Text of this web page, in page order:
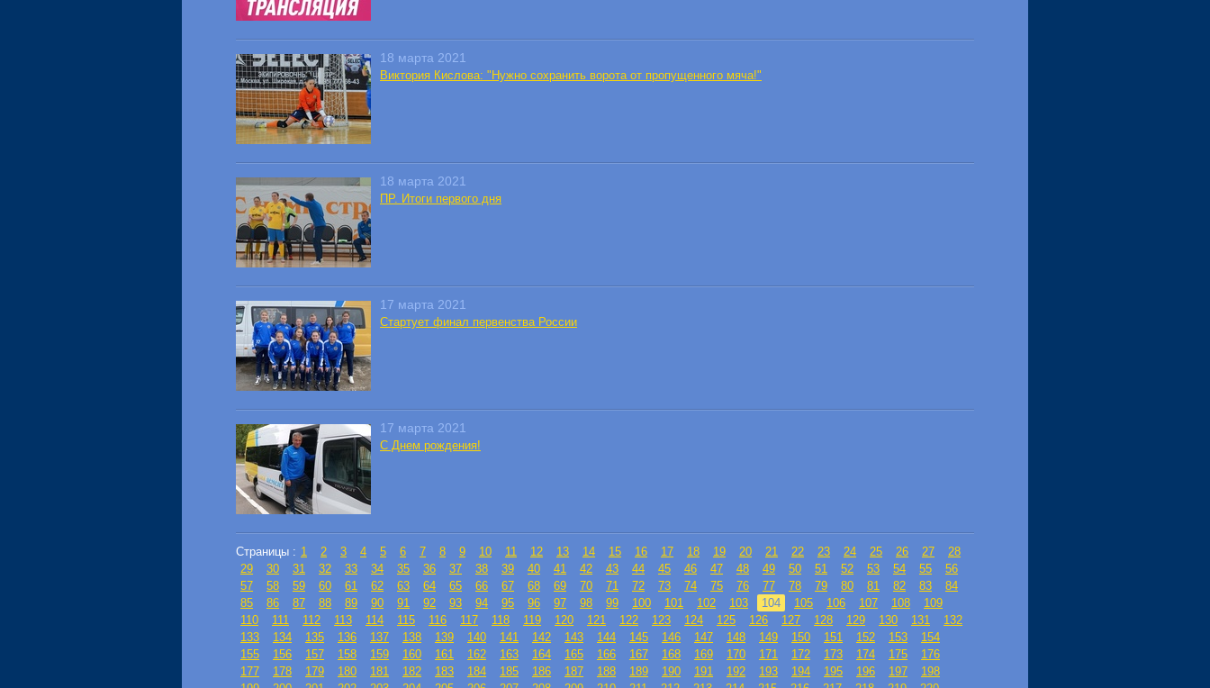
18 марта 2021
Виктория Кислова: "Нужно сохранить ворота от пропущенного мяча!"
18 марта 2021
ПР. Итоги первого дня
17 марта 2021
Стартует финал первенства России
17 марта 2021
С Днем рождения!
Страницы : 1 2 3 4 5 6 7 8 9 10 11 12 13 14 15 16 17 18 19 20 21 22 23 24 25 26 27
28
29
30 31 32 33 34 35 36 37 38 39 40 41 42 43 44 45 46 47 48 49 50 51 52 53 54 55
56
57
58 59 60 61 62 63 64 65 66 67 68 69 70 71 72 73 74 75 76 77 78 79 80 81 82 83
84
85
86 87 88 89 90 91 92 93 94 95 96 97 98 99 100 101 102 103 104 105 106 107 108
109
110
111 112 113 114 115 116 117 118 119 120 121 122 123 124 125 126 127 128 129 130 131
132
133
134 135 136 137 138 139 140 141 142 143 144 145 146 147 148 149 150 151 152 153
154
155
156 157 158 159 160 161 162 163 164 165 166 167 168 169 170 171 172 173 174 175
176
177
178 179 180 181 182 183 184 185 186 187 188 189 190 191 192 193 194 195 196 197
198